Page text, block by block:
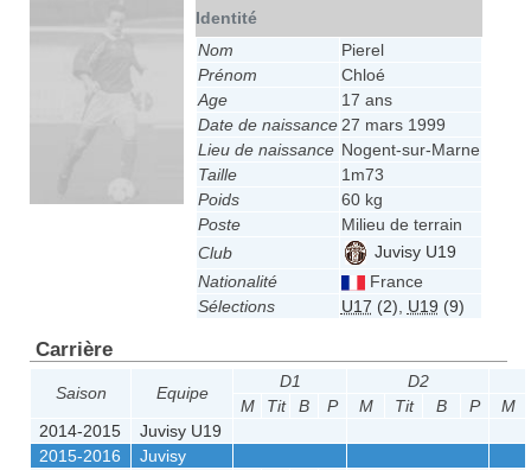
Identité
Nom
Pierel
Prénom
Chloé
Age
17 ans
Date de naissance 27 mars 1999
Lieu de naissance Nogent-sur-Marne
Taille
1m73
Poids
60 kg
Poste
Milieu de terrain
Club
Juvisy U19
Nationalité
France
Sélections
U17 (2), U19 (9)
Carrière
Saison Equipe
D1
D2
M
Tit B P M Tit B P
M
2014-2015
Juvisy U19
2015-2016
Juvisy